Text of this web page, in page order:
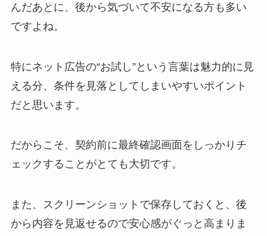
んだあとに、後から気づいて不安になる方も多い
ですよね。
特にネット広告の“お試し”という言葉は魅力的に見
える分、条件を見落としてしまいやすいポイント
だと思います。
だからこそ、契約前に最終確認画面をしっかりチ
ェックすることがとても大切です。
また、スクリーンショットで保存しておくと、後
から内容を見返せるので安心感がぐっと高まりま